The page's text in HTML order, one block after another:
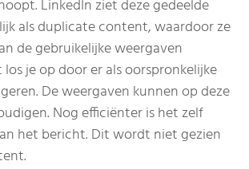
LinkedIn ziet deze gedeelde
als duplicate content, waardoor ze
de gebruikelijke weergaven
je op door er als oorspronkelijke
De weergaven kunnen op deze
Nog efficiënter is het zelf
het bericht. Dit wordt niet gezien